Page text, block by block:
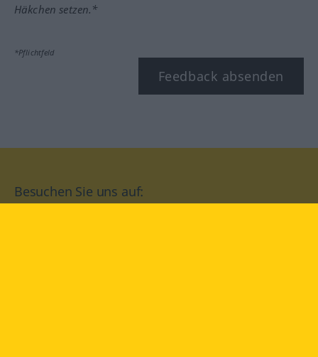
Häkchen setzen.*
*Pflichtfeld
Feedback absenden
Besuchen Sie uns auf: